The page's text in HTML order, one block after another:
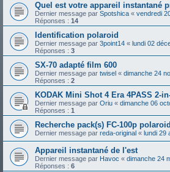
Quel est votre appareil instantané
Dernier message par Spotshica « vendredi
Réponses : 14
Identification polaroid
Dernier message par 3point14 « lundi 02
Réponses : 3
SX-70 adapté film 600
Dernier message par twisel « dimanche 24
Réponses : 2
KODAK Mini Shot 4 Era 4PASS 2-
Dernier message par Oriu « dimanche 06
Réponses : 1
Recherche pack(s) FC-100p polaroid
Dernier message par reda-original « lundi 29
Appareil instantané de l'est
Dernier message par Havoc « dimanche 24
Réponses : 6